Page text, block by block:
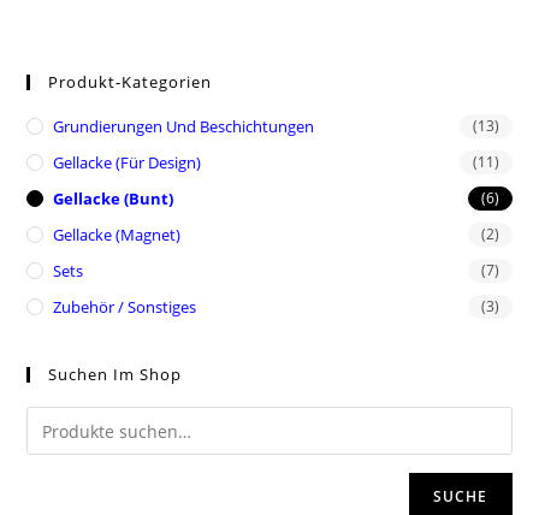
Produkt-Kategorien
Grundierungen Und Beschichtungen (13)
Gellacke (für Design) (11)
Gellacke (Bunt) (6)
Gellacke (Magnet) (2)
Sets (7)
Zubehör / Sonstiges (3)
Suchen Im Shop
SUCHE